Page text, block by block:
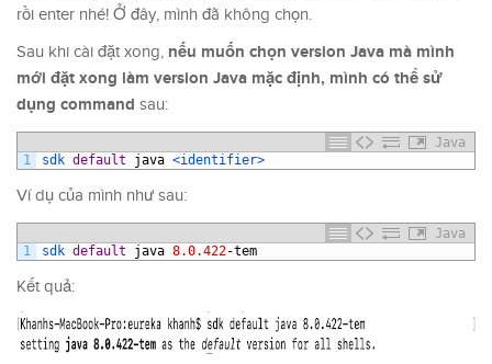
rồi enter nhé! Ở đây, mình đã không chọn.
Sau khi cài đặt xong, nếu muốn chọn version Java mà mình
mới đặt xong làm version Java mặc định, mình có thể sử
dụng command sau:
Java
1
sdk default java <identifier>
Ví dụ của mình như sau:
Java
1
sdk default java 8.0.422-tem
Kết quả: